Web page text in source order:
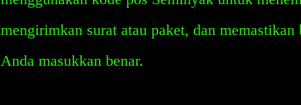
mengirimkan surat atau paket, dan memastikan
Anda masukkan benar.